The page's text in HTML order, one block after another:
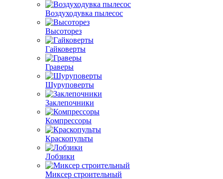
Воздуходувка пылесос
Высоторез
Гайковерты
Граверы
Шуруповерты
Заклепочники
Компрессоры
Краскопульты
Лобзики
Миксер строительный